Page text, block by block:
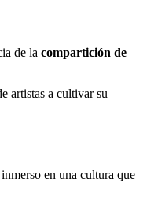
de la compartición de
artistas a cultivar su
en una cultura que